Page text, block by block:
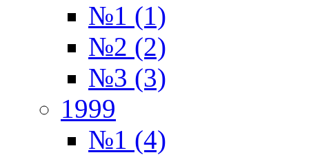
№1 (1)
№2 (2)
№3 (3)
1999
№1 (4)